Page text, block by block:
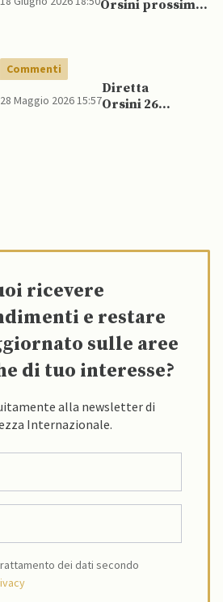
Orsini prossima
Commenti
28 Maggio 2026 15:57
Diretta
Orsini 26
ricevere
e restare
sulle aree
di tuo interesse?
alla newsletter di
Internazionale.
dei dati secondo